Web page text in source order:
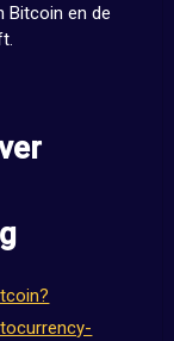
Bitcoin en de